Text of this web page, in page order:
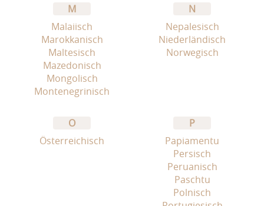
M
Malaiisch
Marokkanisch
Maltesisch
Mazedonisch
Mongolisch
Montenegrinisch
N
Nepalesisch
Niederländisch
Norwegisch
O
Österreichisch
P
Papiamentu
Persisch
Peruanisch
Paschtu
Polnisch